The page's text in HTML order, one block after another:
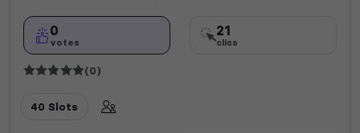
0
votes
21
clics
(0)
40 Slots